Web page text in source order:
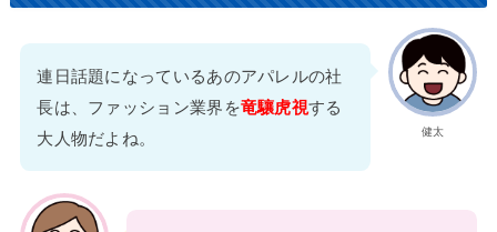
健太
連日話題になっているあのアパレルの社
長は、ファッション業界を竜驤虎視する
大人物だよね。